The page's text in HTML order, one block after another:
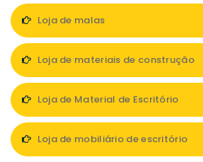
Loja de malas
Loja de materiais de construção
Loja de Material de Escritório
Loja de mobiliário de escritório